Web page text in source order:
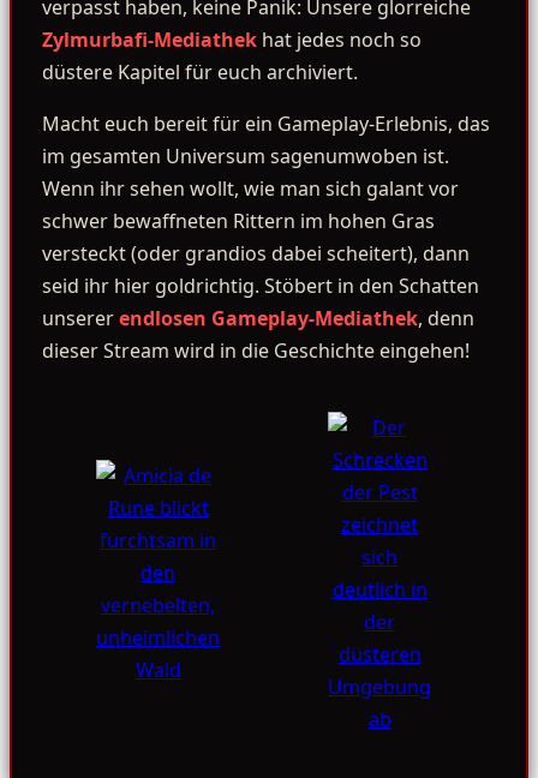
verpasst haben, keine Panik: Unsere glorreiche
Zylmurbafi-Mediathek hat jedes noch so
düstere Kapitel für euch archiviert.
Macht euch bereit für ein Gameplay-Erlebnis, das
im gesamten Universum sagenumwoben ist.
Wenn ihr sehen wollt, wie man sich galant vor
schwer bewaffneten Rittern im hohen Gras
versteckt (oder grandios dabei scheitert), dann
seid ihr hier goldrichtig. Stöbert in den Schatten
unsererendlosen Gameplay-Mediathek, denn
dieser Stream wird in die Geschichte eingehen!